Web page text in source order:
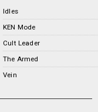
Idles
KEN Mode
Cult Leader
The Armed
Vein